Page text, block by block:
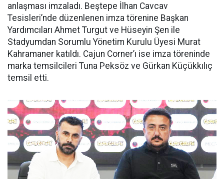
anlaşması imzaladı. Beştepe İlhan Cavcav
Tesisleri’nde düzenlenen imza törenine Başkan
Yardımcıları Ahmet Turgut ve Hüseyin Şen ile
Stadyumdan Sorumlu Yönetim Kurulu Üyesi Murat
Kahramaner katıldı. Cajun Corner’ı ise imza töreninde
marka temsilcileri Tuna Peksöz ve Gürkan Küçükkılıç
temsil etti.